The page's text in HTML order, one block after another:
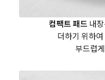
컴팩트 패드 내
더하기 위하여
부드럽